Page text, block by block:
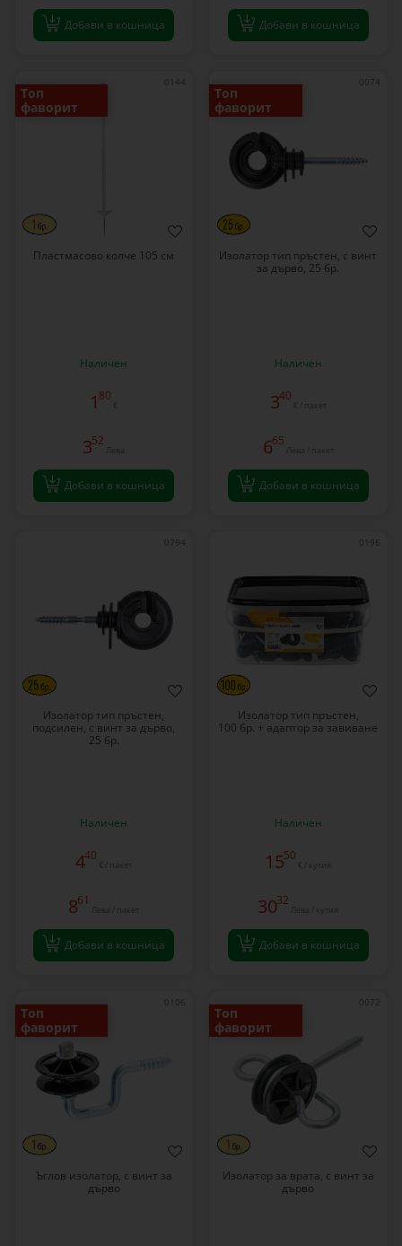
Добави в кошница Добави в кошница
0144
Топ
фаворит
Пластмасово колче 105 см
Наличен
180
€
352
Лева
Добави в кошница
0074
Топ
фаворит
Изолатор тип пръстен, с винт
за дърво, 25 бр.
Наличен
340
€ / пакет
665
Лева / пакет
Добави в кошница
0794
Изолатор тип пръстен,
подсилен, с винт за дърво,
25 бр.
Наличен
440
€ / пакет
861
Лева / пакет
Добави в кошница
0196
Изолатор тип пръстен,
100 бр. + адаптор за завиване
Наличен
1550
€ / кутия
3032
Лева / кутия
Добави в кошница
Топ
фаворит
Ъглов изолатор, с винт за
дърво
0072
Топ
фаворит
Изолатор за врата, с винт за
дърво